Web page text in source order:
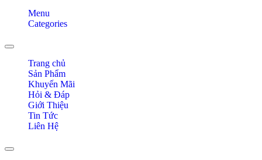
Menu
Categories
Toggle navigation
Trang chủ
Sản Phẩm
Khuyến Mãi
Hỏi & Đáp
Giới Thiệu
Tin Tức
Liên Hệ
Toggle navigation